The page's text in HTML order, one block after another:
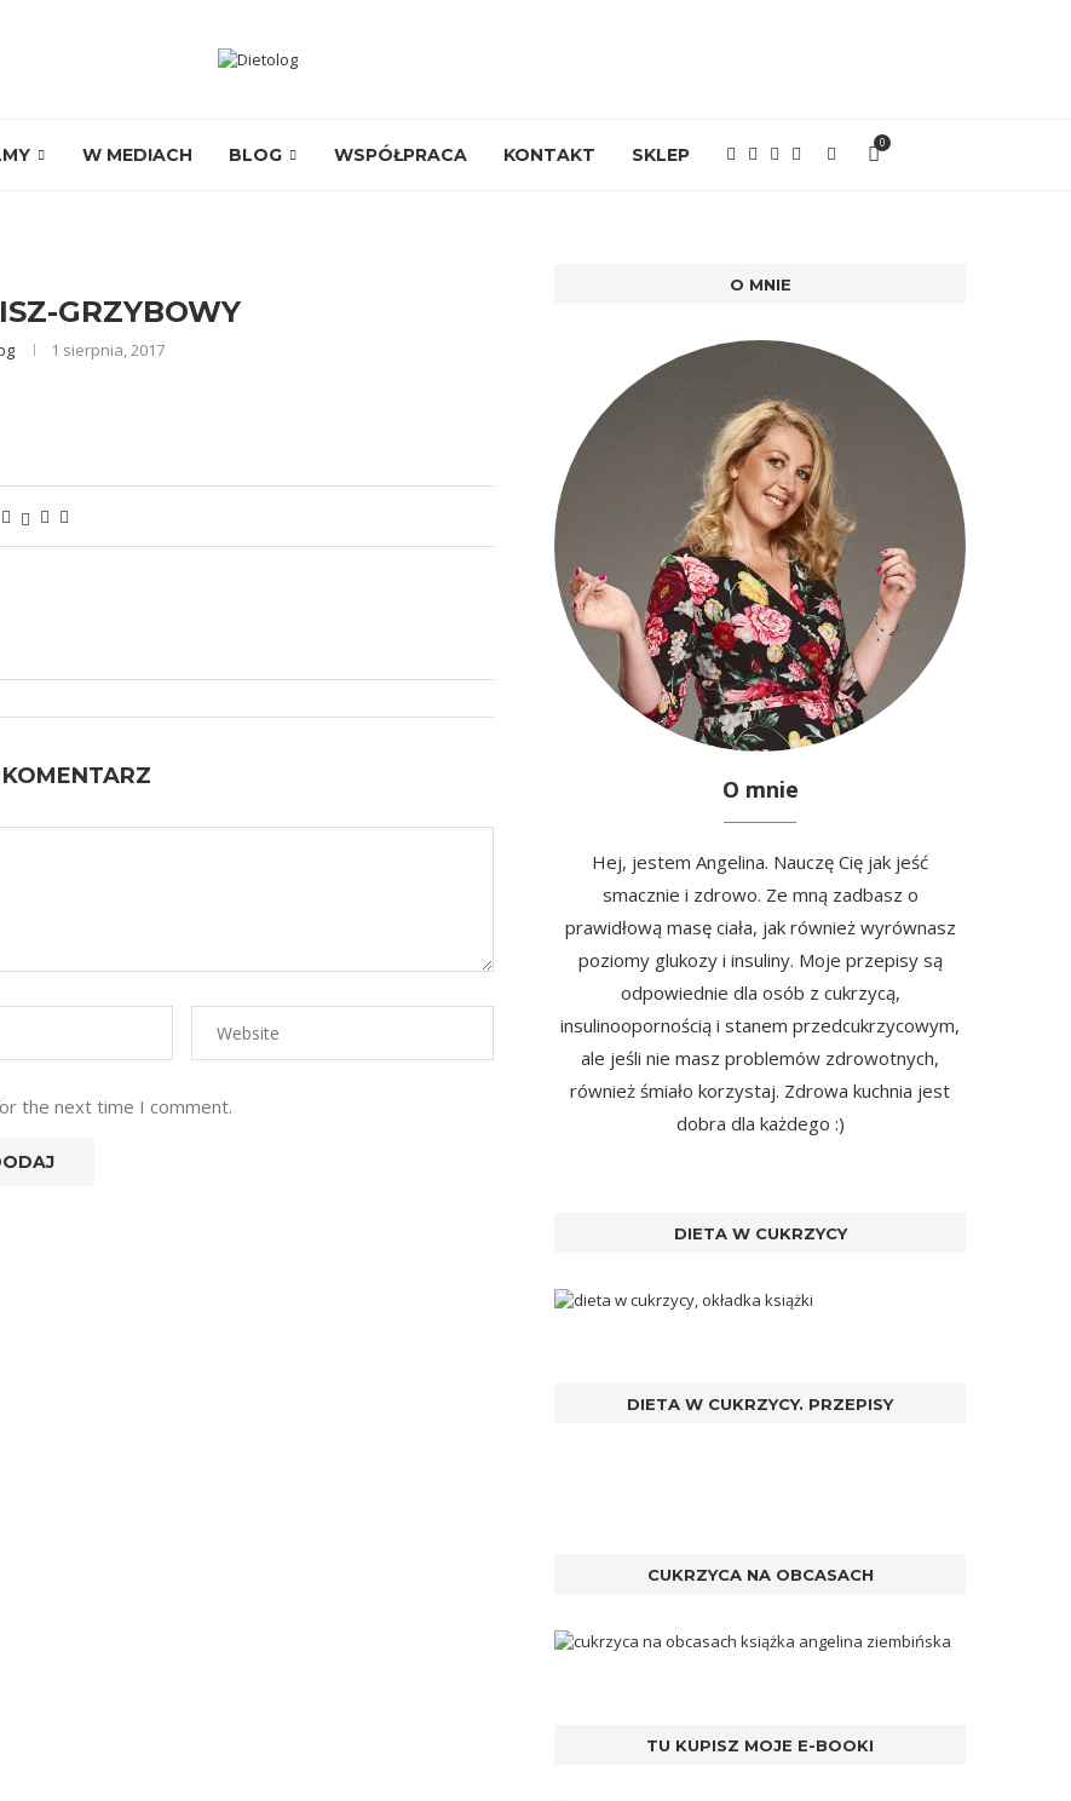
W MEDIACH BLOG WSPÓŁPRACA KONTAKT SKLEP
0
GRZYBOWY
1 sierpnia, 2017
the next time I comment.
O MNIE
O mnie
Hej, jestem Angelina. Nauczę Cię jak jeść
smacznie i zdrowo. Ze mną zadbasz o
prawidłową masę ciała, jak również wyrównasz
poziomy glukozy i insuliny. Moje przepisy są
odpowiednie dla osób z cukrzycą,
insulinoopornością i stanem przedcukrzycowym,
ale jeśli nie masz problemów zdrowotnych,
również śmiało korzystaj. Zdrowa kuchnia jest
dobra dla każdego :)
DIETA W CUKRZYCY
DIETA W CUKRZYCY. PRZEPISY
CUKRZYCA NA OBCASACH
TU KUPISZ MOJE E-BOOKI